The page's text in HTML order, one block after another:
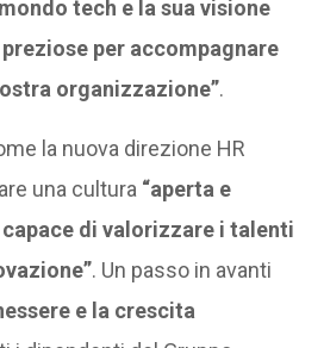
tech e la sua visione
per accompagnare
organizzazione”.
la nuova direzione HR
una cultura “aperta e
di valorizzare i talenti
. Un passo in avanti
e la crescita